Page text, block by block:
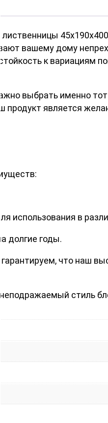
вашему дому
к вариациям
выбрать именно тот
является
в
долгие годы.
что наш
стиль